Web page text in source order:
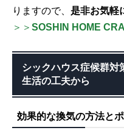
りますので、 是非お気軽
＞＞ SOSHIN HOME
シックハウス症候群対
生活の工夫から
効果的な換気の方法と